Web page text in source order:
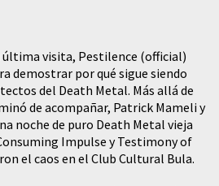
última visita, Pestilence (official)
demostrar por qué sigue siendo
del Death Metal. Más allá de
de acompañar, Patrick Mameli y
noche de puro Death Metal vieja
Impulse y Testimony of
el caos en el Club Cultural Bula.